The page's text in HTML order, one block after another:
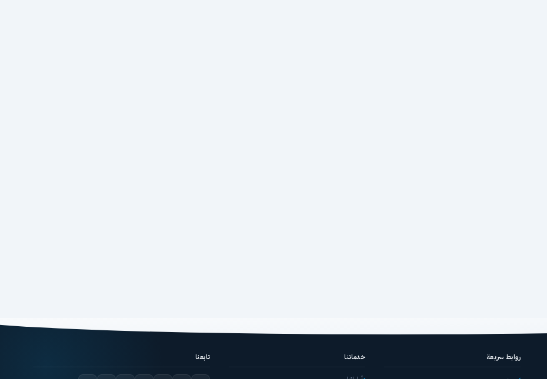
روابط سريعة خدماتنا تابعنا